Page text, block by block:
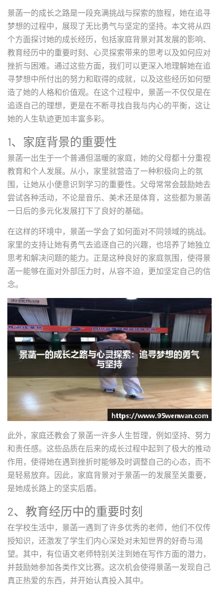
景菡一的成长之路是一段充满挑战与探索的旅程，她在追寻
梦想的过程中，展现了无比勇气与坚定的坚持。本文将从四
个方面探讨她的成长经历，包括家庭背景对其发展的影响、
教育经历中的重要时刻、心灵探索带来的思考以及如何应对
挫折与困难。通过这些方面，我们可以更深入地理解她在追
寻梦想中所付出的努力和取得的成就，以及这些经历如何塑
造了她的人格和价值观。在这个过程中，景菡一不仅仅是在
追逐自己的理想，更是在不断寻找自我与内心的平衡，这让
她的人生轨迹更加丰富多彩。
1、家庭背景的重要性
景菡一出生于一个普通但温暖的家庭，她的父母都十分重视
教育和个人发展。从小，家里就营造了一种积极向上的氛
围，让她从小便意识到学习的重要性。父母常常会鼓励她去
尝试各种活动，不论是音乐、美术还是体育，这些都为景菡
一日后的多元化发展打下了良好的基础。
在这样的环境中，景菡一学会了如何面对不同领域的挑战。
家里的支持让她有勇气去追逐自己的兴趣，也培养了她独立
思考和解决问题的能力。正是这种良好的家庭氛围，使得景
菡一能够在面对外部压力时，从容不迫，更加坚定自己的信
念。
此外，家庭还教会了景菡一许多人生哲理，例如坚持、努力
和责任感。这些品质在后来的成长过程中起到了极大的推动
作用，使得她在遇到挫折时能够及时调整自己的心态，而不
是轻易放弃。因此，家庭背景对于景菡一的发展至关重要，
是她成长路上的坚实后盾。
2、教育经历中的重要时刻
在学校生活中，景菡一遇到了许多优秀的老师，他们不仅传
授知识，还激发了学生们内心深处对未知世界的好奇与渴
望。其中，有位语文老师特别关注到她在写作方面的潜力，
并鼓励她参加各类作文比赛。这次机会使得景菡一发现自己
真正热爱的东西，并开始认真投入其中。